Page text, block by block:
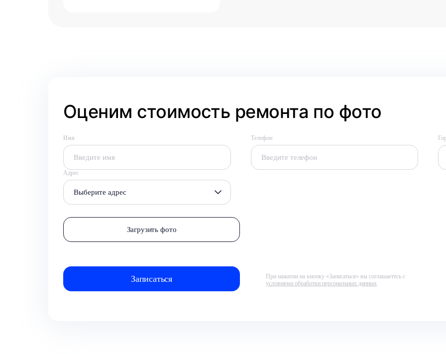
Оценим стоимость ремонта по фото
Имя Телефон
Адрес
Выберите адрес
Загрузить фото
При нажатии на кнопку «Записаться» вы соглашаетесь с
условиями обработки персональных данных